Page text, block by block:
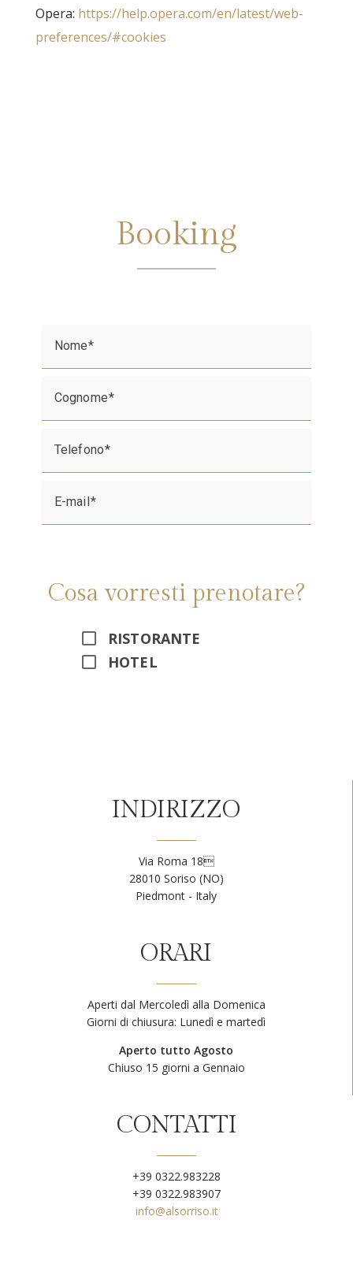
Opera: https://help.opera.com/en/latest/web-
preferences/#cookies
Booking
Nome
Cognome
Telefono
E-mail
Cosa vorresti prenotare?
RISTORANTE
HOTEL
INDIRIZZO
Via Roma 18
28010 Soriso (NO)
Piedmont - Italy
ORARI
Aperti dal Mercoledì alla Domenica
Giorni di chiusura: Lunedì e martedì
Aperto tutto Agosto
Chiuso 15 giorni a Gennaio
CONTATTI
+39 0322.983228
+39 0322.983907
info@alsorriso.it